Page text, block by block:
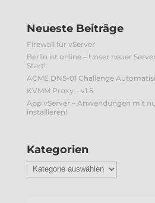
Neueste Beiträge
Firewall für vServer
Berlin ist online – Unser neuer
Start!
ACME DNS-01 Challenge
KVMM Proxy – v1.5
App vServer – Anwendungen mit
installieren!
Kategorien
Kategorien